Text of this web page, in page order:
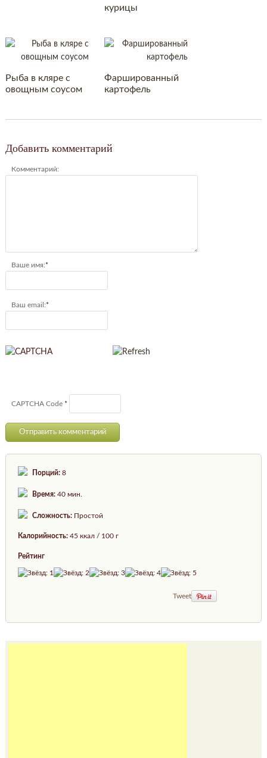
курицы
Рыба в кляре с
овощным соусом
Фаршированный
картофель
Добавить комментарий
Комментарий:
Ваше имя:*
Ваш email:*
CAPTCHA Code*
Порций:8
Время:40 мин.
Сложность:Простой
Калорийность:45 ккал / 100 г
Рейтинг
Tweet